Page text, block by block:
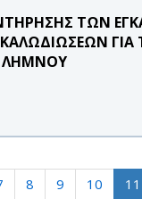
ΤΩΝ
ΓΙΑ
ΛΗΜΝΟΥ
8 9 10 11